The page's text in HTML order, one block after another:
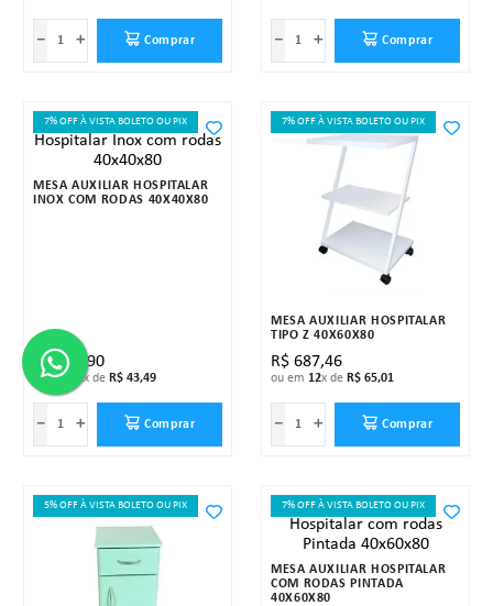
＋
－ Comprar ＋
－ Comprar
7% OFF À VISTA BOLETO OU PIX
MESA AUXILIAR HOSPITALAR
INOX COM RODAS 40X40X80
R$ 459 90
ou em 12x de R$ 43,49
＋
－ Comprar
7% OFF À VISTA BOLETO OU PIX
MESA AUXILIAR HOSPITALAR
TIPO Z 40X60X80
R$ 687,46
ou em 12x de R$ 65,01
＋
－ Comprar
5% OFF À VISTA BOLETO OU PIX 7% OFF À VISTA BOLETO OU PIX
MESA AUXILIAR HOSPITALAR
COM RODAS PINTADA
40X60X80